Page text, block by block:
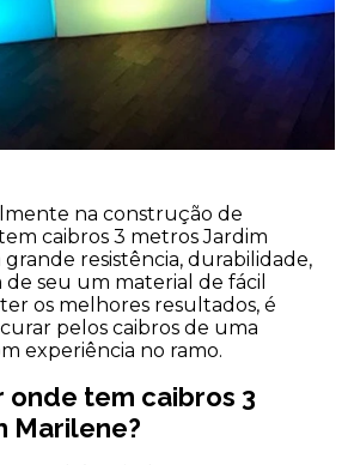
na construção de
caibros 3 metros Jardim
resistência, durabilidade,
seu um material de fácil
os melhores resultados, é
pelos caibros de uma
experiência no ramo.
onde tem caibros 3
Marilene?